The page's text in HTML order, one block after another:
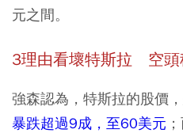
元之間。
3理由看壞特斯拉 空頭
強森認為，特斯拉的股價
暴跌超過9成，至60美元